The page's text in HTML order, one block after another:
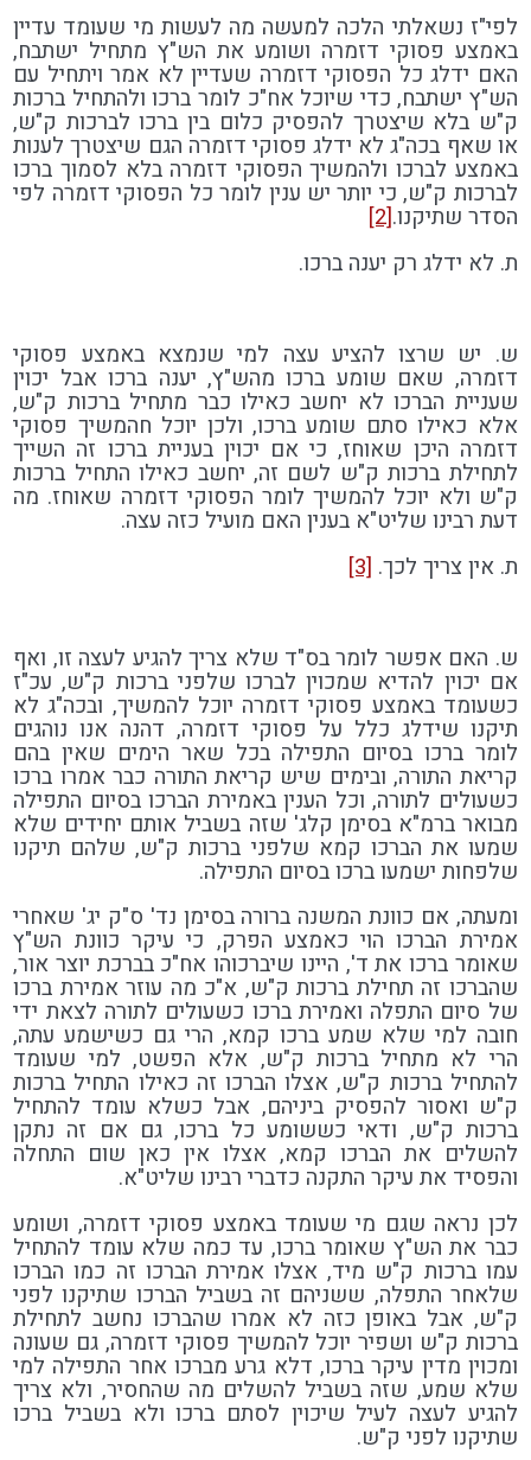
לפי"ז נשאלתי הלכה למעשה מה לעשות מי שעומד עדיין
באמצע פסוקי דזמרה ושומע את הש"ץ מתחיל ישתבח,
האם ידלג כל הפסוקי דזמרה שעדיין לא אמר ויתחיל עם
הש"ץ ישתבח, כדי שיוכל אח"כ לומר ברכו ולהתחיל ברכות
ק"ש בלא שיצטרך להפסיק כלום בין ברכו לברכות ק"ש,
או שאף בכה"ג לא ידלג פסוקי דזמרה הגם שיצטרך לענות
באמצע לברכו ולהמשיך הפסוקי דזמרה בלא לסמוך ברכו
לברכות ק"ש, כי יותר יש ענין לומר כל הפסוקי דזמרה לפי
הסדר שתיקנו.[2]
ת. לא ידלג רק יענה ברכו.
ש. יש שרצו להציע עצה למי שנמצא באמצע פסוקי
דזמרה, שאם שומע ברכו מהש"ץ, יענה ברכו אבל יכוין
שעניית הברכו לא יחשב כאילו כבר מתחיל ברכות ק"ש,
אלא כאילו סתם שומע ברכו, ולכן יוכל חהמשיך פסוקי
דזמרה היכן שאוחז, כי אם יכוין בעניית ברכו זה השייך
לתחילת ברכות ק"ש לשם זה, יחשב כאילו התחיל ברכות
ק"ש ולא יוכל להמשיך לומר הפסוקי דזמרה שאוחז. מה
דעת רבינו שליט"א בענין האם מועיל כזה עצה.
ת. אין צריך לכך. [3]
ש. האם אפשר לומר בס"ד שלא צריך להגיע לעצה זו, ואף
אם יכוין להדיא שמכוין לברכו שלפני ברכות ק"ש, עכ"ז
כשעומד באמצע פסוקי דזמרה יוכל להמשיך, ובכה"ג לא
תיקנו שידלג כלל על פסוקי דזמרה, דהנה אנו נוהגים
לומר ברכו בסיום התפילה בכל שאר הימים שאין בהם
קריאת התורה, ובימים שיש קריאת התורה כבר אמרו ברכו
כשעולים לתורה, וכל הענין באמירת הברכו בסיום התפילה
מבואר ברמ"א בסימן קלג' שזה בשביל אותם יחידים שלא
שמעו את הברכו קמא שלפני ברכות ק"ש, שלהם תיקנו
שלפחות ישמעו ברכו בסיום התפילה.
ומעתה, אם כוונת המשנה ברורה בסימן נד' ס"ק יג' שאחרי
אמירת הברכו הוי כאמצע הפרק, כי עיקר כוונת הש"ץ
שאומר ברכו את ד', היינו שיברכוהו אח"כ בברכת יוצר אור,
שהברכו זה תחילת ברכות ק"ש, א"כ מה עוזר אמירת ברכו
של סיום התפלה ואמירת ברכו כשעולים לתורה לצאת ידי
חובה למי שלא שמע ברכו קמא, הרי גם כשישמע עתה,
הרי לא מתחיל ברכות ק"ש, אלא הפשט, למי שעומד
להתחיל ברכות ק"ש, אצלו הברכו זה כאילו התחיל ברכות
ק"ש ואסור להפסיק ביניהם, אבל כשלא עומד להתחיל
ברכות ק"ש, ודאי כששומע כל ברכו, גם אם זה נתקן
להשלים את הברכו קמא, אצלו אין כאן שום התחלה
והפסיד את עיקר התקנה כדברי רבינו שליט"א.
לכן נראה שגם מי שעומד באמצע פסוקי דזמרה, ושומע
כבר את הש"ץ שאומר ברכו, עד כמה שלא עומד להתחיל
עמו ברכות ק"ש מיד, אצלו אמירת הברכו זה כמו הברכו
שלאחר התפלה, ששניהם זה בשביל הברכו שתיקנו לפני
ק"ש, אבל באופן כזה לא אמרו שהברכו נחשב לתחילת
ברכות ק"ש ושפיר יוכל להמשיך פסוקי דזמרה, גם שעונה
ומכוין מדין עיקר ברכו, דלא גרע מברכו אחר התפילה למי
שלא שמע, שזה בשביל להשלים מה שהחסיר, ולא צריך
להגיע לעצה לעיל שיכוין לסתם ברכו ולא בשביל ברכו
שתיקנו לפני ק"ש.